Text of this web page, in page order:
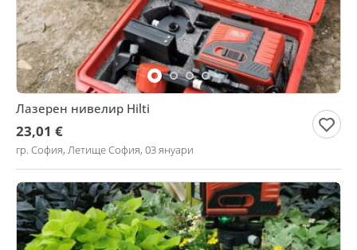
Лазерен нивелир Hilti
23,01 €
гр. София, Летище София, 03 януари